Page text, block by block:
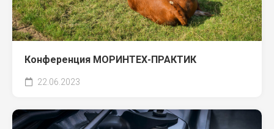
Конференция МОРИНТЕХ-ПРАКТИК
22.06.2023